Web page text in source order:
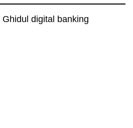
Ghidul digital banking